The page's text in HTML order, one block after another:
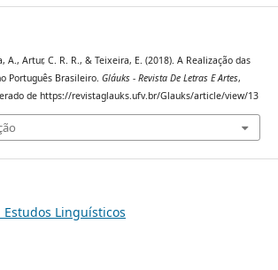
A., Artur, C. R. R., & Teixeira, E. (2018). A Realização das
Português Brasileiro. Gláuks - Revista De Letras E Artes,
de https://revistaglauks.ufv.br/Glauks/article/view/13
Estudos Linguísticos